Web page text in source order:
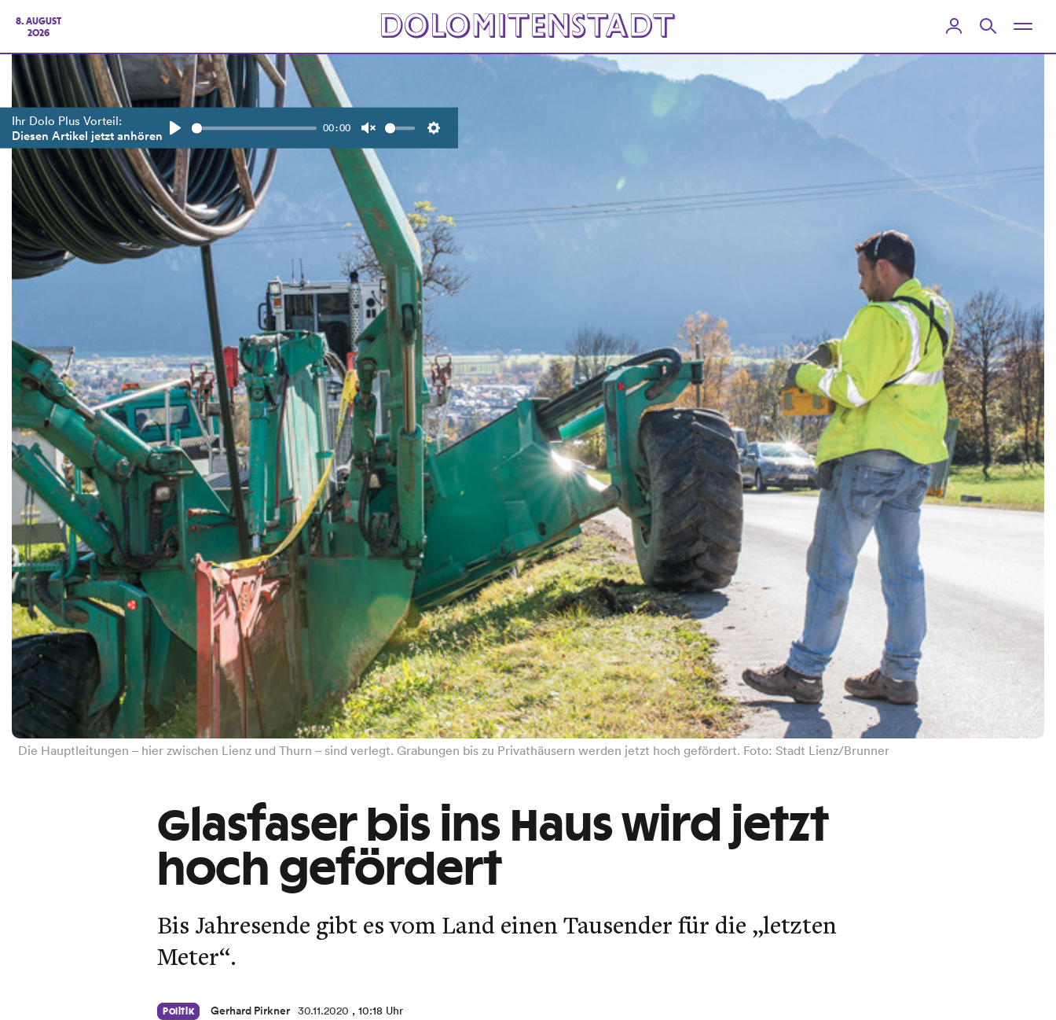
8. AUGUST
2026
Ihr Dolo Plus Vorteil:
Diesen Artikel jetzt anhören
Play
00:00
Unmute Settings
Die Hauptleitungen – hier zwischen Lienz und Thurn – sind verlegt. Grabungen bis zu Privathäusern werden jetzt hoch gefördert. Foto: Stadt Lienz/Brunner
Glasfaser bis ins Haus wird jetzt
hoch gefördert
Bis Jahresende gibt es vom Land einen Tausender für die „letzten
Meter“.
Politik Gerhard Pirkner 30.11.2020 , 10:18 Uhr